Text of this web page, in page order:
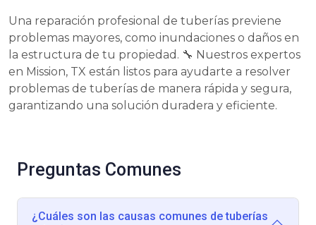
Una reparación profesional de tuberías previene
problemas mayores, como inundaciones o daños en
la estructura de tu propiedad. 🔧 Nuestros expertos
en Mission, TX están listos para ayudarte a resolver
problemas de tuberías de manera rápida y segura,
garantizando una solución duradera y eficiente.
Preguntas Comunes
¿Cuáles son las causas comunes de tuberías